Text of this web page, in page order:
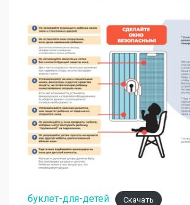
буклет-для-детей Скачать